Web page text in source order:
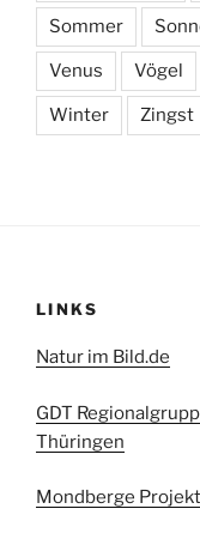
Sommer
Venus Vögel
Winter Zingst
LINKS
Natur im Bild.de
GDT
Thüringen
Mondberge Projekt